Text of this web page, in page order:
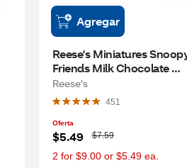
Agregar
Reese's Miniatures
Friends Milk Chocolate
Peanut Butter Cups,
Halloween Candy, 9.92 OZ
Reese's
451
Oferta
$5.49
W
a
s
$7.59
2 for $9.00 or $5.49 ea.